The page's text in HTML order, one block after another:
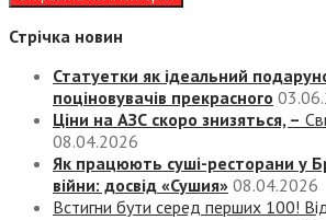
Стрічка новин
Статуетки як ідеальний
поціновувачів прекрасного
Ціни на АЗС скоро знизяться, –
08.04.2026
Як працюють суші-ресторани у
війни: досвід «Сушия» 08.04.2026
Встигни бути серед перших 100!